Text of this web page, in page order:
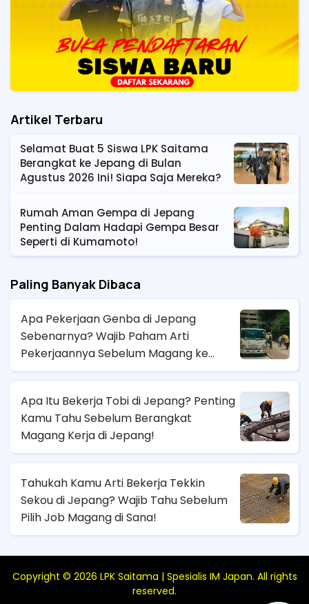
Artikel Terbaru
Selamat Buat 5 Siswa LPK Saitama
Berangkat ke Jepang di Bulan
Agustus 2026 Ini! Siapa Saja Mereka?
Rumah Aman Gempa di Jepang
Penting Dalam Hadapi Gempa Besar
Seperti di Kumamoto!
Paling Banyak Dibaca
Apa Pekerjaan Genba di Jepang
Sebenarnya? Wajib Paham Arti
Pekerjaannya Sebelum Magang ke
Sana!
Apa Itu Bekerja Tobi di Jepang? Penting
Kamu Tahu Sebelum Berangkat
Magang Kerja di Jepang!
Tahukah Kamu Arti Bekerja Tekkin
Sekou di Jepang? Wajib Tahu Sebelum
Pilih Job Magang di Sana!
Copyright © 2026 LPK Saitama | Spesialis IM Japan. All rights
reserved.